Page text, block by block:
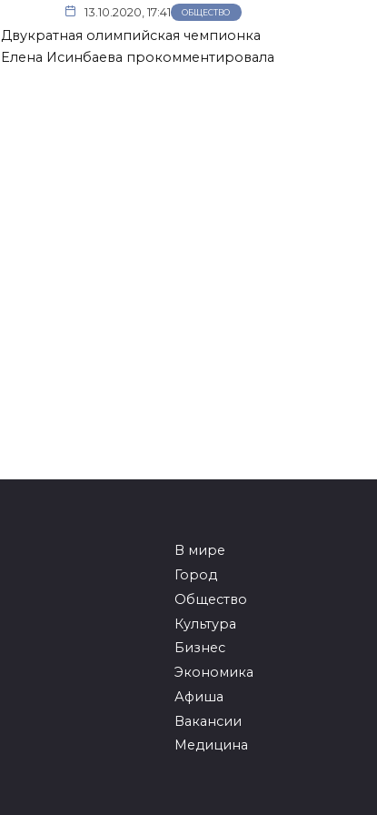
13.10.2020, 17:41 ОБЩЕСТВО
Двукратная олимпийская чемпионка
Елена Исинбаева прокомментировала
В мире
Город
Общество
Культура
Бизнес
Экономика
Афиша
Вакансии
Медицина